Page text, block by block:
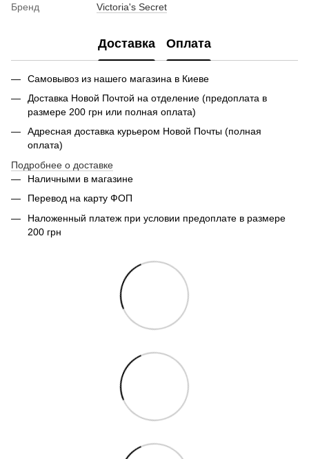
Бренд Victoria's Secret
Доставка Оплата
Самовывоз из нашего магазина в Киеве
Доставка Новой Почтой на отделение (предоплата в
размере 200 грн или полная оплата)
Адресная доставка курьером Новой Почты (полная
оплата)
Подробнее о доставке
Наличными в магазине
Перевод на карту ФОП
Наложенный платеж при условии предоплате в размере
200 грн